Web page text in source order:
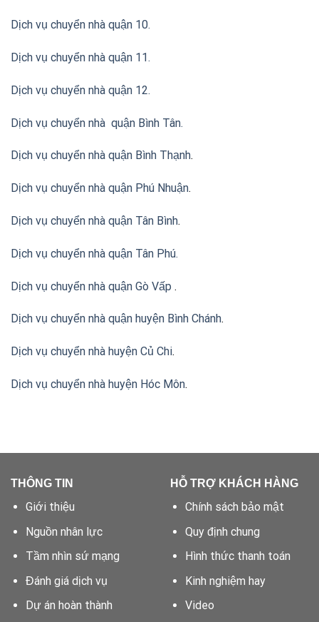
Dịch vụ chuyển nhà quận 10.
Dịch vụ chuyển nhà quận 11.
Dịch vụ chuyển nhà quận 12.
Dịch vụ chuyển nhà quận Bình Tân.
Dịch vụ chuyển nhà quận Bình Thạnh.
Dịch vụ chuyển nhà quận Phú Nhuận.
Dịch vụ chuyển nhà quận Tân Bình.
Dịch vụ chuyển nhà quận Tân Phú.
Dịch vụ chuyển nhà quận Gò Vấp .
Dịch vụ chuyển nhà quận huyện Bình Chánh.
Dịch vụ chuyển nhà huyện Củ Chi.
Dịch vụ chuyển nhà huyện Hóc Môn.
THÔNG TIN
Giới thiệu
Nguồn nhân lực
Tầm nhìn sứ mạng
Đánh giá dịch vụ
Dự án hoàn thành
HỖ TRỢ KHÁCH HÀNG
Chính sách bảo mật
Quy định chung
Hình thức thanh toán
Kinh nghiệm hay
Video